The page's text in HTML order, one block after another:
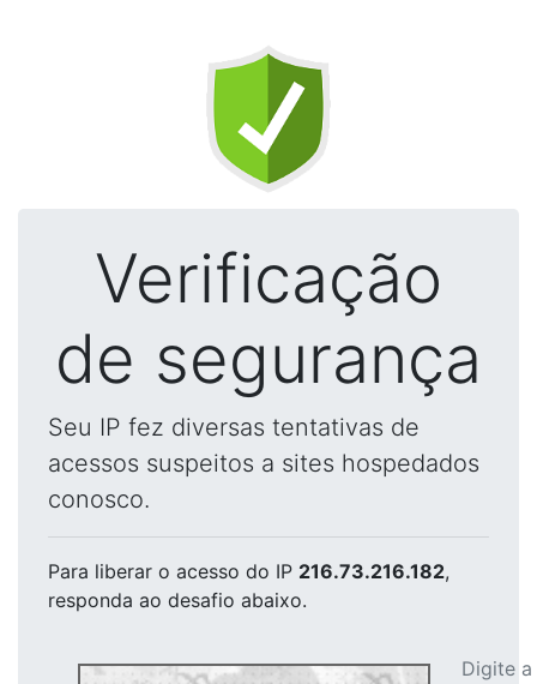
Verificação
de segurança
Seu IP fez diversas tentativas de
acessos suspeitos a sites hospedados
conosco.
Para liberar o acesso do IP 216.73.216.182,
responda ao desafio abaixo.
Digite